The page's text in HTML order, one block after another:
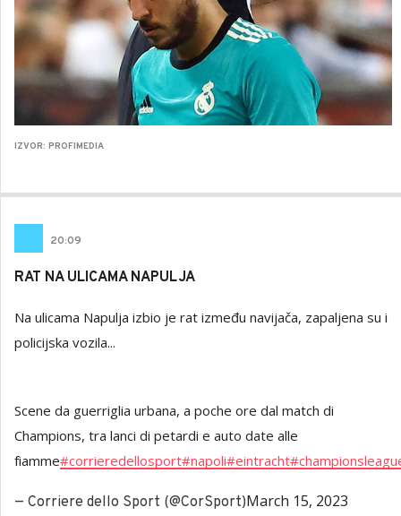
IZVOR: PROFIMEDIA
20:09
RAT NA ULICAMA NAPULJA
Na ulicama Napulja izbio je rat između navijača, zapaljena su i
policijska vozila...
Scene da guerriglia urbana, a poche ore dal match di
Champions, tra lanci di petardi e auto date alle
fiamme#corrieredellosport#napoli#eintracht
— Corriere dello Sport (@CorSport)March 15, 2023